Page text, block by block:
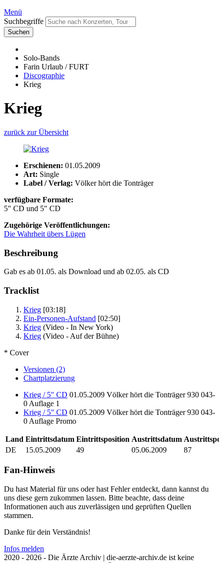
Menü
Suchbegriffe
Suchen
Solo-Bands
Farin Urlaub / FURT
Discographie
Krieg
Krieg
zurück zur Übersicht
Erschienen: 01.05.2009
Art: Single
Label / Verlag: Völker hört die Tonträger
verfügbare Formate:
5" CD und 5" CD
Zugehörige Veröffentlichungen:
Die Wahrheit übers Lügen
Beschreibung
Gab es ab 01.05. als Download und ab 02.05. als CD
Tracklist
Krieg [03:18]
Ein-Personen-Aufstand [02:50]
Krieg (Video - In New York)
Krieg (Video - Auf der Bühne)
* Cover
Versionen (2)
Chartplatzierung
Krieg / 5" CD 01.05.2009 Völker hört die Tonträger 930 043-
0 Auflage 1
Krieg / 5" CD 01.05.2009 Völker hört die Tonträger 930 043-
0 Auflage Promo
Land Eintrittsdatum Eintrittsposition Austrittsdatum
DE
15.05.2009 49 05.06.2009 87
Fan-Hinweis
Du hast Material für uns oder hast Fehler entdeckt, dann kannst du
uns diese gern zukommen lassen. Bitte beachte, dass deine
Informationen auch aus zuverlässigen und geprüften Quellen
stammen.
Danke für dein Verständnis!
Infos melden
2020 - 2026 - Die Ärzte Archiv | die-aerzte-archiv.de ist keine